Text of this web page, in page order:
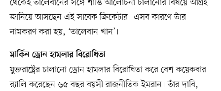
থেকেই তালেবানের সঙ্গে শান্তি আলোচনা চালানোর বিষয়ে আগ্রহ
জানিয়ে আসছেন এই সাবেক ক্রিকেটার। এসব কারণে তাঁর
নামকরণ করা হয়, ‘তালেবান খান’।
মার্কিন ড্রোন হামলার বিরোধিতা
যুক্তরাষ্ট্রের চালানো ড্রোন হামলার বিরোধিতা করে বেশ কয়েকবার
র‍্যালি করেছেন ৬৫ বছর বয়সী রাজনীতিক ইমরান। তাঁর দাবি,